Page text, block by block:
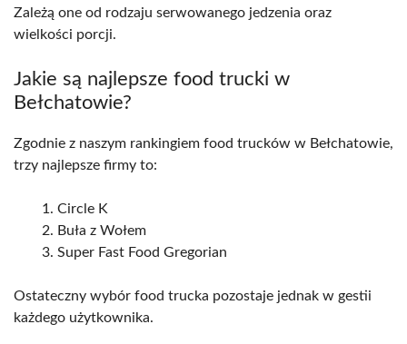
Zależą one od rodzaju serwowanego jedzenia oraz
wielkości porcji.
Jakie są najlepsze food trucki w
Bełchatowie?
Zgodnie z naszym rankingiem food trucków w Bełchatowie,
trzy najlepsze firmy to:
Circle K
Buła z Wołem
Super Fast Food Gregorian
Ostateczny wybór food trucka pozostaje jednak w gestii
każdego użytkownika.